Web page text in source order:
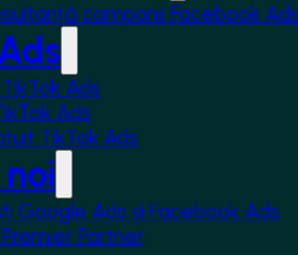
campanii Facebook
Ads
Ads
TikTok Ads
Google Ads și Facebook Ads
Partner